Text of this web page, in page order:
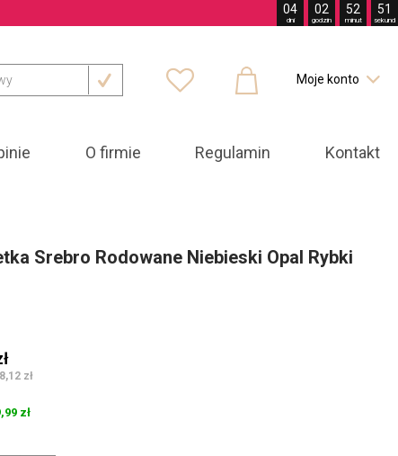
04
dni
02
godzin
52
minut
49
sekund
   Moje konto 
O firmie Regulamin Kontakt
Srebro Rodowane Niebieski Opal Rybki
zł
zł